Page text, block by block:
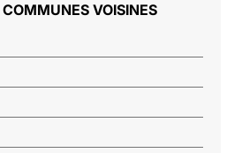
COMMUNES VOISINES